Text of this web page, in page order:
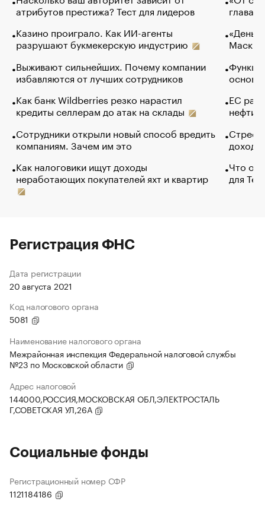
атрибутов престижа? Тест для лидеров
Казино проиграло. Как ИИ-агенты
разрушают букмекерскую индустрию
Выживают сильнейших. Почему компании
избавляются от лучших сотрудников
Как банк Wildberries резко нарастил
кредиты селлерам до атак на склады
Сотрудники открыли новый способ вредить
компаниям. Зачем им это
Как налоговики ищут доходы
неработающих покупателей яхт и квартир
глава
Маск в
основ
ЕС
нефти
Что
для
Регистрация ФНС
Дата регистрации
20 августа 2021
Код налогового органа
5081
Наименование налогового органа
Межрайонная инспекция Федеральной налоговой службы
№23 по Московской области
Адрес налоговой
144000,РОССИЯ,МОСКОВСКАЯ ОБЛ,ЭЛЕКТРОСТАЛЬ
Г,СОВЕТСКАЯ УЛ,26А
Социальные фонды
Регистрационный номер СФР
1121184186